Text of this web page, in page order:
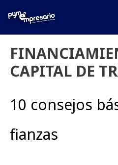
CAPITAL DE
10 consejos
fianzas